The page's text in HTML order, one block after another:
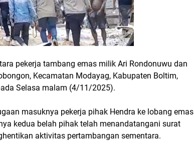
pekerja tambang emas milik Ari Rondonuwu dan
Kecamatan Modayag, Kabupaten Boltim,
Selasa malam (4/11/2025).
masuknya pekerja pihak Hendra ke lobang emas
kedua belah pihak telah menandatangani surat
aktivitas pertambangan sementara.